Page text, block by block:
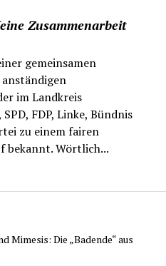
Zusammenarbeit
gemeinsamen
im Landkreis
FDP, Linke, Bündnis
zu einem fairen
bekannt. Wörtlich...
Mimesis: Die „Badende“ aus